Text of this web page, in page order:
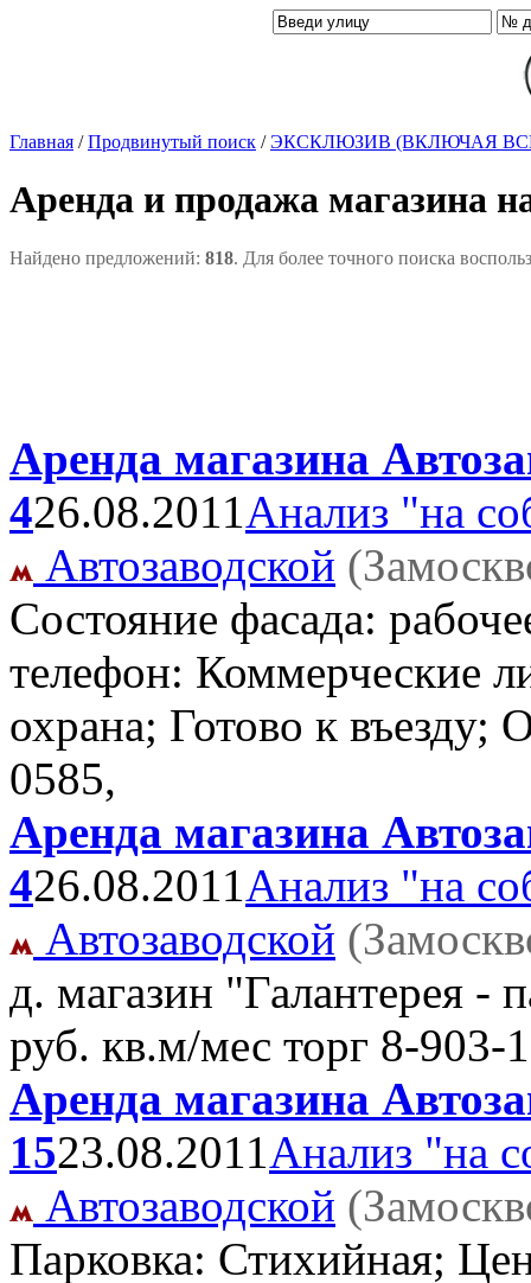
Главная /Продвинутый поиск /ЭКСКЛЮЗИВ (ВКЛЮЧАЯ
Аренда и продажа магазина
Найдено предложений: 818. Для более точного поиска
Аренда магазина
426.08.2011Анализ "на
Автозаводской
Состояние фасада:
телефон: Коммерческие
охрана; Готово к
0585,
Аренда магазина
426.08.2011Анализ "на
Автозаводской
д. магазин "Галантерея
руб. кв.м/мес торг 8-903-
Аренда магазина
1523.08.2011Анализ "на
Автозаводской
Парковка: Стихийная;